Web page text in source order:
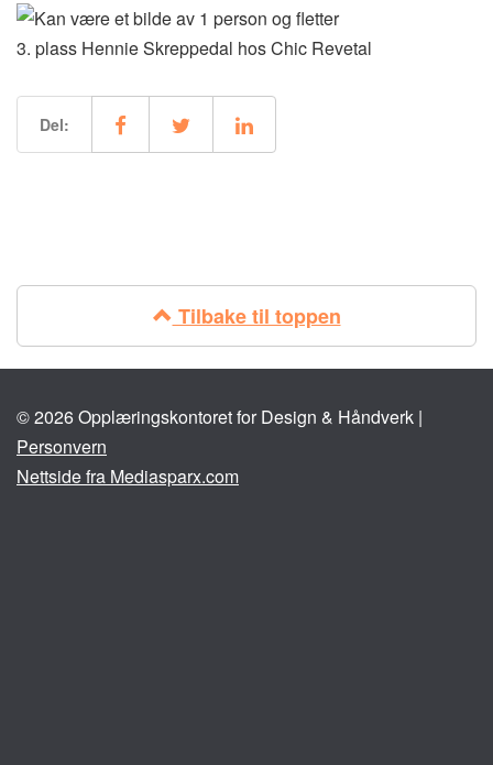
3. plass Hennie Skreppedal hos Chic Revetal
Del:
Tilbake til toppen
© 2026 Opplæringskontoret for Design & Håndverk |
Personvern
Nettside fra Mediasparx.com